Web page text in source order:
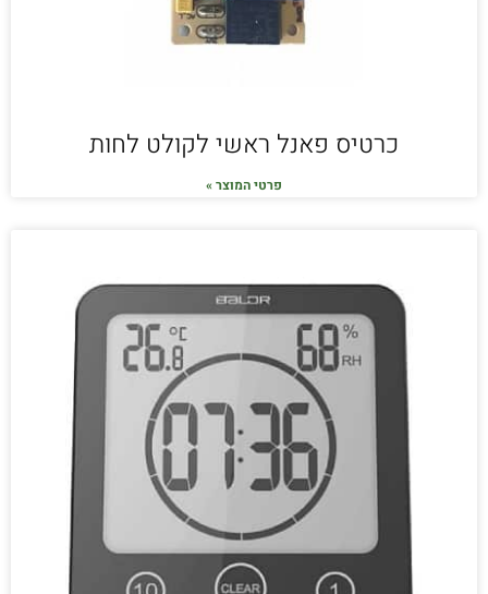
כרטיס פאנל ראשי לקולט לחות
פרטי המוצר »